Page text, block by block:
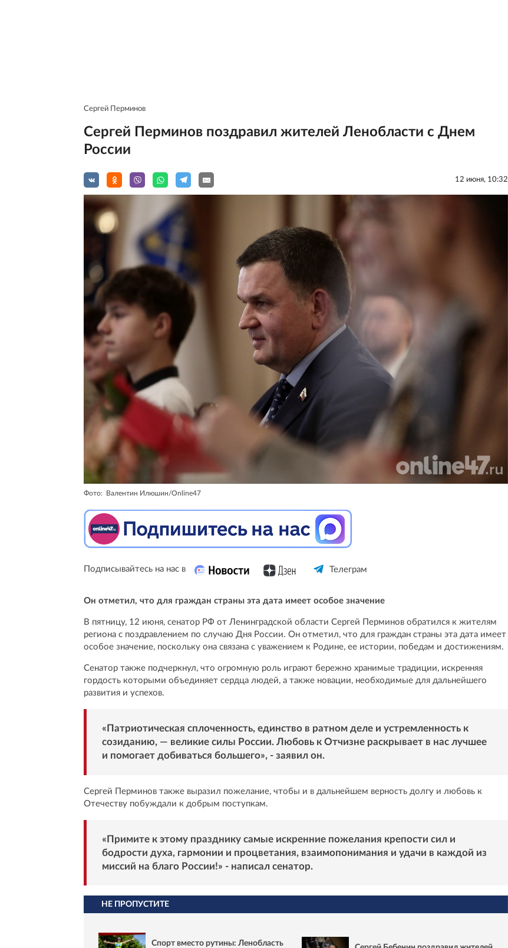
Сергей Перминов
Сергей Перминов поздравил жителей Ленобласти с Днем
России
12 июня, 10:32
Фото: Валентин Илюшин/Online47
Подписывайтесь на нас в Телеграм
Он отметил, что для граждан страны эта дата имеет особое значение
В пятницу, 12 июня, сенатор РФ от Ленинградской области Сергей Перминов обратился к жителям
региона с поздравлением по случаю Дня России. Он отметил, что для граждан страны эта дата имеет
особое значение, поскольку она связана с уважением к Родине, ее истории, победам и достижениям.
Сенатор также подчеркнул, что огромную роль играют бережно хранимые традиции, искренняя
гордость которыми объединяет сердца людей, а также новации, необходимые для дальнейшего
развития и успехов.
«Патриотическая сплоченность, единство в ратном деле и устремленность к
созиданию, — великие силы России. Любовь к Отчизне раскрывает в нас лучшее
и помогает добиваться большего», - заявил он.
Сергей Перминов также выразил пожелание, чтобы и в дальнейшем верность долгу и любовь к
Отечеству побуждали к добрым поступкам.
«Примите к этому празднику самые искренние пожелания крепости сил и
бодрости духа, гармонии и процветания, взаимопонимания и удачи в каждой из
миссий на благо России!» - написал сенатор.
НЕ ПРОПУСТИТЕ
Спорт вместо рутины: Ленобласть